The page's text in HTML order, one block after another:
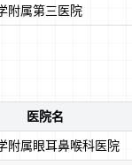
附属第三医院
医院名
附属眼耳鼻喉科医院